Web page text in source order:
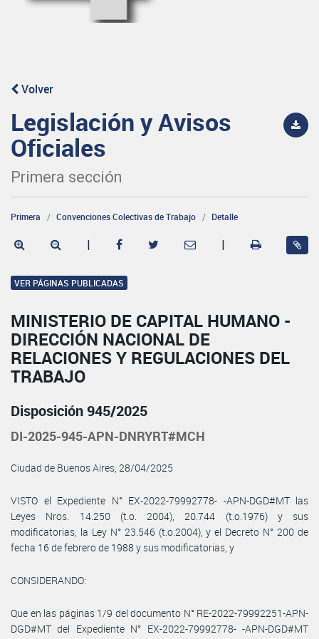
Volver
Legislación y Avisos
Oficiales
Primera sección
Primera Convenciones Colectivas de Trabajo Detalle
| |
VER PÁGINAS PUBLICADAS
MINISTERIO DE CAPITAL HUMANO -
DIRECCIÓN NACIONAL DE
RELACIONES Y REGULACIONES DEL
TRABAJO
Disposición 945/2025
DI-2025-945-APN-DNRYRT#MCH
Ciudad de Buenos Aires, 28/04/2025
VISTO el Expediente N° EX-2022-79992778- -APN-DGD#MT las
Leyes Nros. 14.250 (t.o. 2004), 20.744 (t.o.1976) y sus
modificatorias, la Ley N° 23.546 (t.o.2004), y el Decreto N° 200 de
fecha 16 de febrero de 1988 y sus modificatorias, y
CONSIDERANDO:
Que en las páginas 1/9 del documento N° RE-2022-79992251-APN-
DGD#MT del Expediente N° EX-2022-79992778- -APN-DGD#MT